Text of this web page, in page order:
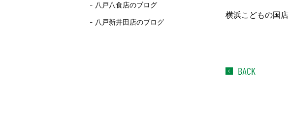
横浜こどもの国店
BACK
八戸八食店のブログ
八戸新井田店のブログ